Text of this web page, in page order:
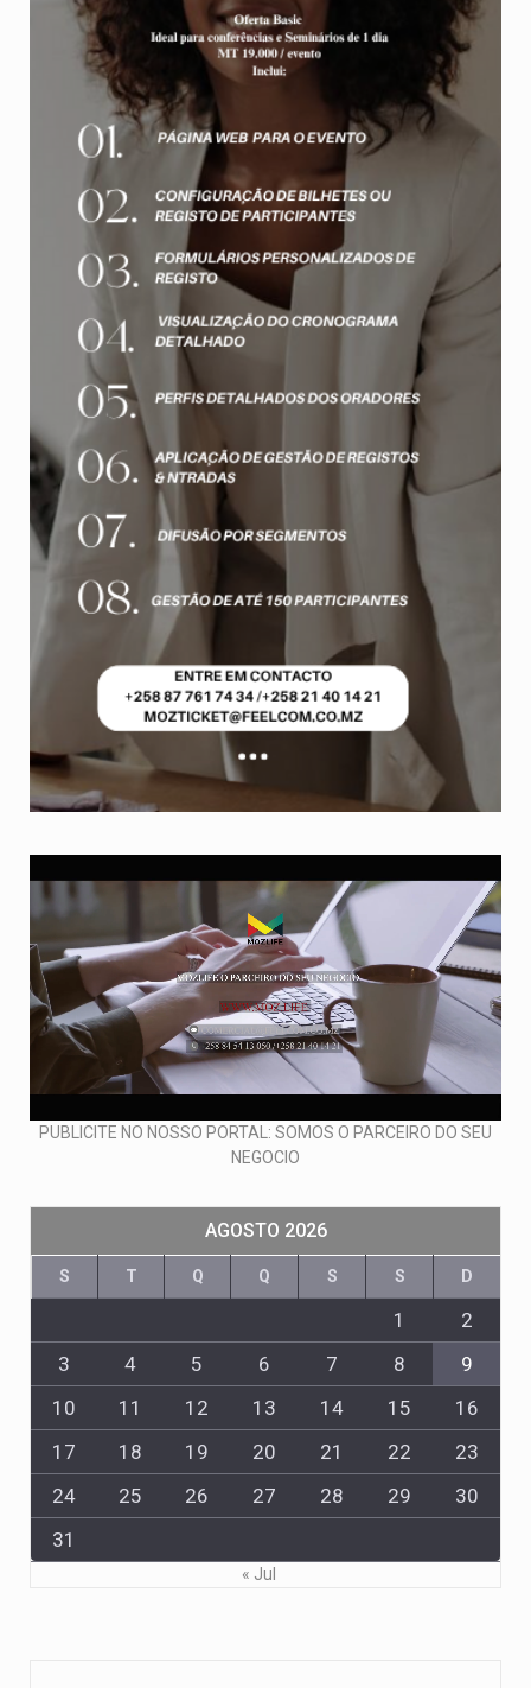
PUBLICITE NO NOSSO PORTAL: SOMOS O PARCEIRO DO SEU
NEGOCIO
AGOSTO 2026
S T Q Q S S D
1
2
3
4 5 6 7 8
9
10
11 12 13 14 15
16
17
18 19 20 21 22
23
24
25 26 27 28 29
30
31
« Jul